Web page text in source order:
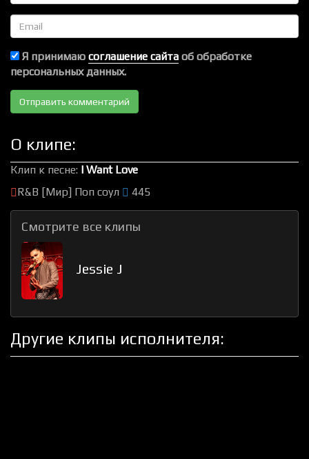
Email
Я принимаю соглашение сайта об обработке
персональных данных.
О клипе:
Клип к песне: I Want Love
R&B [Мир] Поп соул
445
Смотрите все клипы
Jessie J
Другие клипы исполнителя: